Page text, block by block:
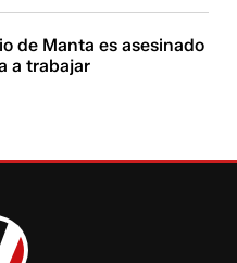
de Manta es asesinado
a trabajar